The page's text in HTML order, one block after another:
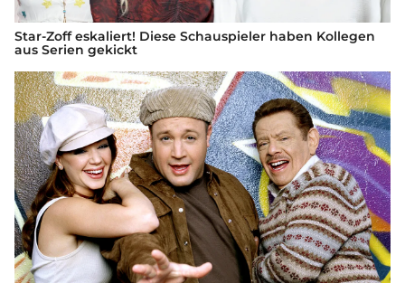
Star-Zoff eskaliert! Diese Schauspieler haben Kollegen
aus Serien gekickt